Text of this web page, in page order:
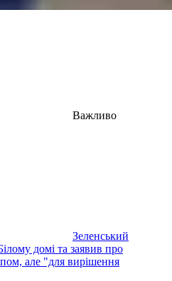
Важливо
Зеленський
домі та заявив про
але "для вирішення